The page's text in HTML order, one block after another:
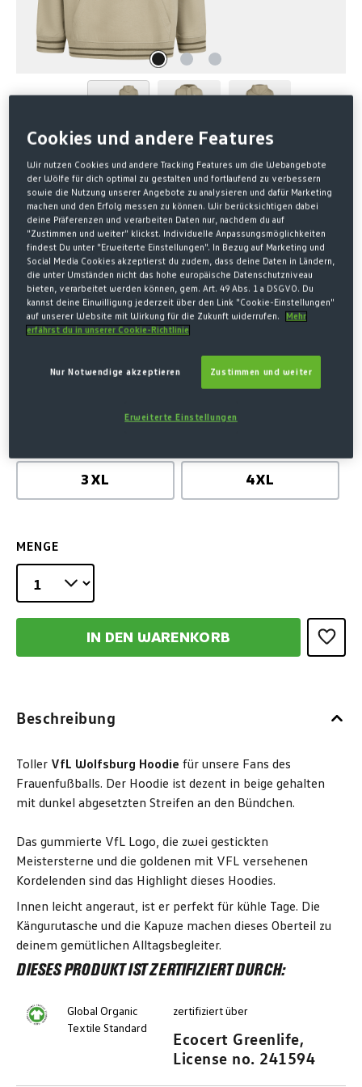
Home SALE
HOODIE FRAUENFUSSBALL B
EIGE
30,00 €*
65,00 € Letzter niedrigster Preis-54%
65,00 € Originalpreis
L XL
3XL 4XL
MENGE
IN DEN WARENKORB
Beschreibung
Toller VfL Wolfsburg Hoodie für unsere Fans des
Frauenfußballs. Der Hoodie ist dezent in beige gehalten
mit dunkel abgesetzten Streifen an den Bündchen.
Das gummierte VfL Logo, die zwei gestickten
Meistersterne und die goldenen mit VFL versehenen
Kordelenden sind das Highlight dieses Hoodies.
Innen leicht angeraut, ist er perfekt für kühle Tage. Die
Kängurutasche und die Kapuze machen dieses Oberteil zu
deinem gemütlichen Alltagsbegleiter.
DIESES PRODUKT IST ZERTIFIZIERT DURCH:
Global Organic
Textile Standard
zertifiziert über
Ecocert Greenlife,
License no. 241594
Cookies und andere Features
Wir nutzen Cookies und andere Tracking Features um die Webangebote
der Wölfe für dich optimal zu gestalten und fortlaufend zu verbessern
sowie die Nutzung unserer Angebote zu analysieren und dafür Marketing
machen und den Erfolg messen zu können. Wir berücksichtigen dabei
deine Präferenzen und verarbeiten Daten nur, nachdem du auf
"Zustimmen und weiter" klickst. Individuelle Anpassungsmöglichkeiten
findest Du unter "Erweiterte Einstellungen". In Bezug auf Marketing und
Social Media Cookies akzeptierst du zudem, dass deine Daten in Ländern,
die unter Umständen nicht das hohe europäische Datenschutzniveau
bieten, verarbeitet werden können, gem. Art. 49 Abs. 1 a DSGVO. Du
kannst deine Einwilligung jederzeit über den Link "Cookie-Einstellungen"
auf unserer Website mit Wirkung für die Zukunft widerrufen.
Mehr
erfährst du in unserer Cookie-Richtlinie
Nur Notwendige akzeptieren Zustimmen und weiter
Erweiterte Einstellungen